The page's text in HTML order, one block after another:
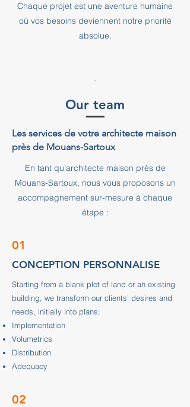
Chaque projet est une aventure humaine
où vos besoins deviennent notre priorité
absolue.
-
Our team
Les services de votre architecte maison
près de Mouans-Sartoux
En tant qu'architecte maison près de
Mouans-Sartoux, nous vous proposons un
accompagnement sur-mesure à chaque
étape :
01
CONCEPTION PERSONNALISE
Starting from a blank plot of land or an existing
building, we transform our clients' desires and
needs, initially into plans:
Implementation
Volumetrics
Distribution
Adequacy
02